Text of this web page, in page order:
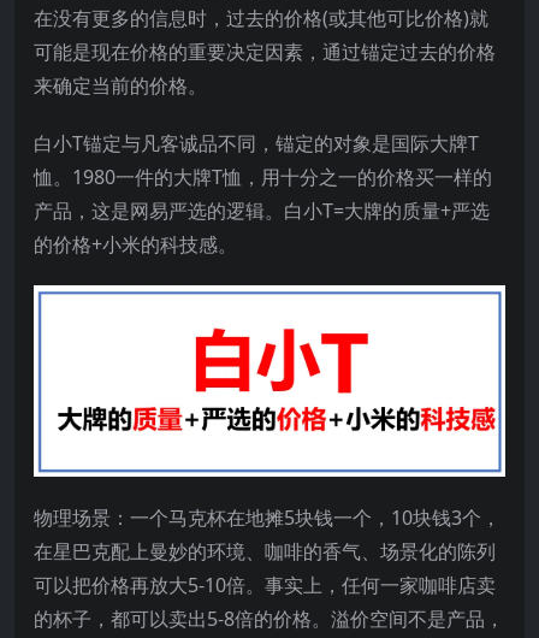
在没有更多的信息时，过去的价格(或其他可比价格)就
可能是现在价格的重要决定因素，通过锚定过去的价格
来确定当前的价格。
白小T锚定与凡客诚品不同，锚定的对象是国际大牌T
恤。1980一件的大牌T恤，用十分之一的价格买一样的
产品，这是网易严选的逻辑。白小T=大牌的质量+严选
的价格+小米的科技感。
物理场景：一个马克杯在地摊5块钱一个，10块钱3个，
在星巴克配上曼妙的环境、咖啡的香气、场景化的陈列
可以把价格再放大5-10倍。事实上，任何一家咖啡店卖
的杯子，都可以卖出5-8倍的价格。溢价空间不是产品，